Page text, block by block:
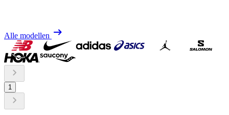
Alle modellen
1